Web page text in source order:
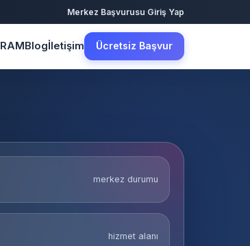
Merkez Başvurusu·Giriş Yap
RAMBlogİletişim Ücretsiz Başvur
merkez durumu
hizmet alanı